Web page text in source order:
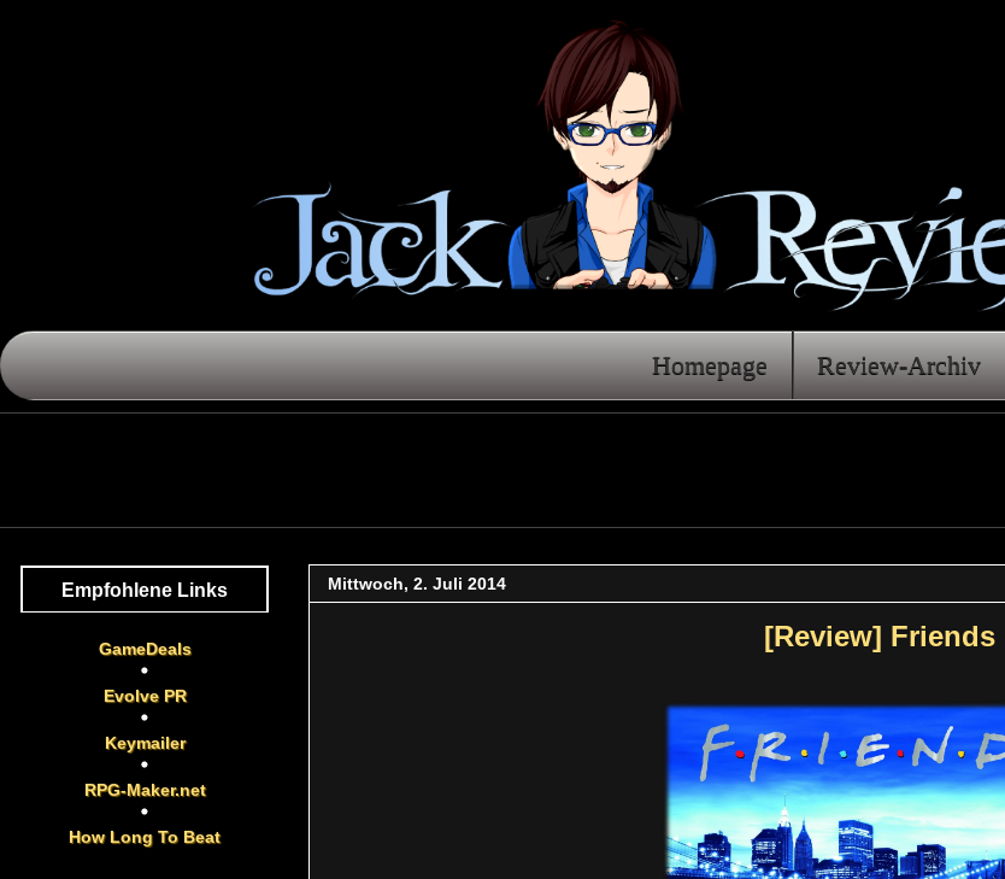
Homepage Review-Archiv
Mittwoch, 2. Juli 2014
[Review] Friends
Empfohlene Links
GameDeals
Evolve PR
Keymailer
RPG-Maker.net
How Long To Beat